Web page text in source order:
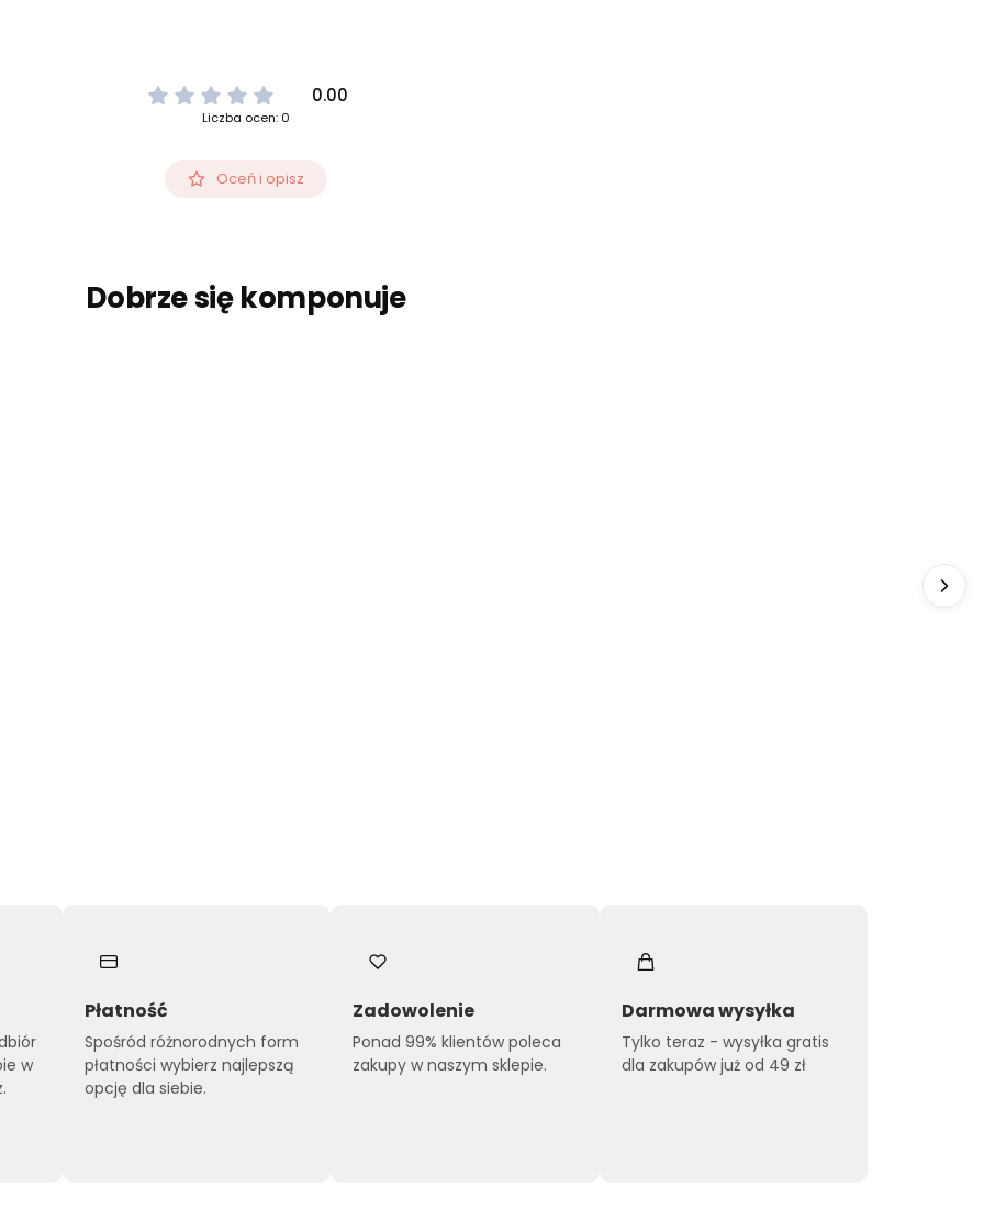
0.00
Liczba ocen: 0
Oceń i opisz
Dobrze się komponuje
w
Płatność
Spośród różnorodnych form
płatności wybierz najlepszą
opcję dla siebie.
Zadowolenie
Ponad 99% klientów poleca
zakupy w naszym sklepie.
Darmowa wysyłka
Tylko teraz - wysyłka gratis
dla zakupów już od 49 zł